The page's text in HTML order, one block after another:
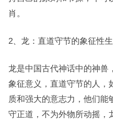
肖。
2、龙：直道守节的象征性
龙是中国古代神话中的神兽
象征意义，直道守节的人，
质和强大的意志力，他们能
守正道，不为外物所动摇，